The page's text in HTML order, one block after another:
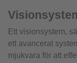
Ett visionsystem,
ett avancerat
mjukvara för att